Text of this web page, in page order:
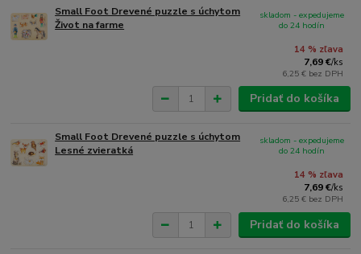
Small Foot Drevené puzzle s úchytom
Život na farme
14 % zľava
7,69 €/ks
6,25 € bez DPH
skladom - expedujeme
do 24 hodín
Pridať do košíka
Small Foot Drevené puzzle s úchytom
Lesné zvieratká
14 % zľava
7,69 €/ks
6,25 € bez DPH
skladom - expedujeme
do 24 hodín
Pridať do košíka